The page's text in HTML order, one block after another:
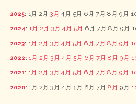
2025: 1月 2月 3月 4月 5月 6月 7月 8月 9月
2024: 1月 2月 3月 4月 5月 6月 7月 8月 9月
2023: 1月 2月 3月 4月 5月 6月 7月 8月 9月
2022: 1月 2月 3月 4月 5月 6月 7月 8月 9月
2021: 1月 2月 3月 4月 5月 6月 7月 8月 9月
2020: 1月 2月 3月 4月 5月 6月 7月 8月 9月